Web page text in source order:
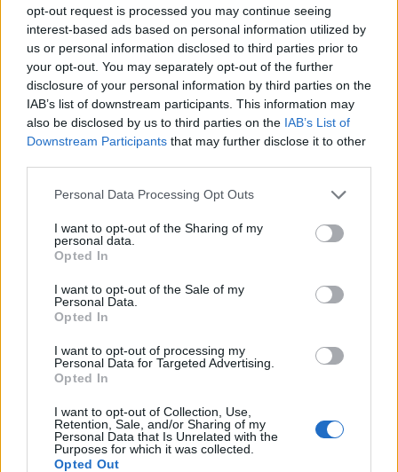
opt-out request is processed you may continue seeing
interest-based ads based on personal information utilized by
us or personal information disclosed to third parties prior to
your opt-out. You may separately opt-out of the further
disclosure of your personal information by third parties on the
IAB’s list of downstream participants. This information may
also be disclosed by us to third parties on the IAB’s List of
Downstream Participants that may further disclose it to other
Personal Data Processing Opt Outs
I want to opt-out of the Sharing of my
personal data.
Opted In
I want to opt-out of the Sale of my
Personal Data.
Opted In
I want to opt-out of processing my
Personal Data for Targeted Advertising.
Opted In
I want to opt-out of Collection, Use,
Retention, Sale, and/or Sharing of my
Personal Data that Is Unrelated with the
Purposes for which it was collected.
Opted Out
Ranking de Tracy Chapman
Tracy Chapmanno está entre los 500 artistas más
apoyados y visitados de esta semana.
¿Apoyar a Tracy Chapman?
38 0
Ranking de Tracy Chapman TOP Música